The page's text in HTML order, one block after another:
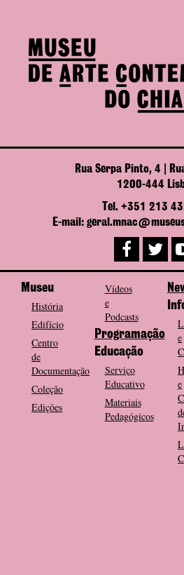
Rua Serpa Pinto, 4 |
1200-444
Tel. +351 213
E-mail:
Museu
História
Edifício
Centro
de
Documentação
Coleção
Edições
Vídeos
e
Podcasts
Programação
Educação
Serviço
Educativo
Materiais
Pedagógicos
e
e